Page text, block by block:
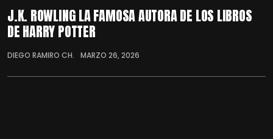
J.K. ROWLING LA FAMOSA AUTORA DE LOS LIBROS
DE HARRY POTTER
DIEGO RAMIRO CH. MARZO 26, 2026